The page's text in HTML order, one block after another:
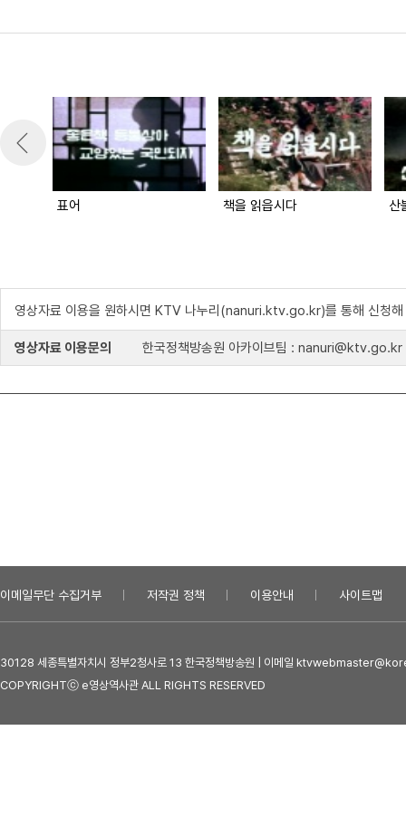
표어 책을 읽읍시다 산
영상자료 이용을 원하시면 KTV 나누리(nanuri.ktv.go.kr)를 통해 신청해
영상자료 이용문의 한국정책방송원 아카이브팀 : nanuri@ktv.go.kr
이메일무단 수집거부 저작권 정책 이용안내 사이트맵
30128 세종특별자치시 정부2청사로 13 한국정책방송원 | 이메일
COPYRIGHTⓒ e영상역사관 ALL RIGHTS RESERVED